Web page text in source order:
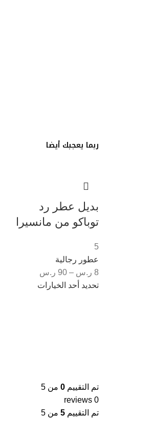
ربما يعجبك أيضا
بديل عطر رد
توباكو من مانسيرا
5
عطور رجالية
8 ر.س –
90 ر.س
تحديد أحد الخيارات
تم التقييم0 من 5
0 reviews
تم التقييم5 من 5